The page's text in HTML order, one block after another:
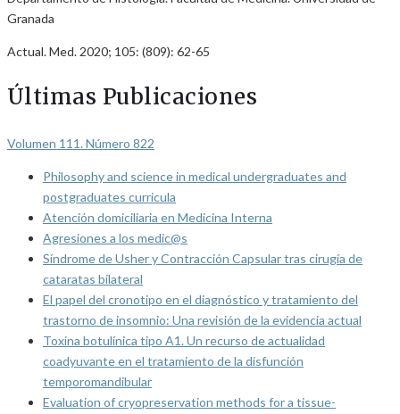
Granada
Actual. Med. 2020; 105: (809): 62-65
Últimas Publicaciones
Volumen 111. Número 822
Philosophy and science in medical undergraduates and
postgraduates curricula
Atención domiciliaria en Medicina Interna
Agresiones a los medic@s
Síndrome de Usher y Contracción Capsular tras cirugía de
cataratas bilateral
El papel del cronotipo en el diagnóstico y tratamiento del
trastorno de insomnio: Una revisión de la evidencia actual
Toxina botulínica tipo A1. Un recurso de actualidad
coadyuvante en el tratamiento de la disfunción
temporomandibular
Evaluation of cryopreservation methods for a tissue-